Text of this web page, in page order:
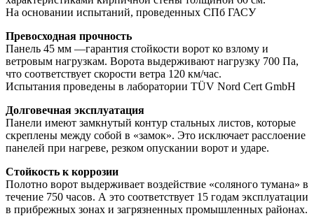
На основании испытаний, проведенных СПб ГАСУ
Превосходная прочность
Панель 45 мм —гарантия стойкости ворот ко взлому и
ветровым нагрузкам. Ворота выдерживают нагрузку 700 Па,
что соответствует скорости ветра 120 км/час.
Испытания проведены в лаборатории TÜV Nord Cert GmbH
Долговечная эксплуатация
Панели имеют замкнутый контур стальных листов, которые
скреплены между собой в «замок». Это исключает расслоение
панелей при нагреве, резком опускании ворот и ударе.
Стойкость к коррозии
Полотно ворот выдерживает воздействие «соляного тумана» в
течение 750 часов. А это соответствует 15 годам эксплуатации
в прибрежных зонах и загрязненных промышленных районах.